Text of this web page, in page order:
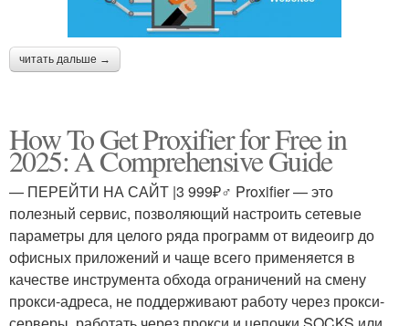
читать дальше →
How To Get Proxifier for Free in
2025: A Comprehensive Guide
— ПЕРЕЙТИ НА САЙТ |3 999₽‍♂️ Proxifier — это
полезный сервис, позволяющий настроить сетевые
параметры для целого ряда программ от видеоигр до
офисных приложений и чаще всего применяется в
качестве инструмента обхода ограничений на смену
прокси-адреса, не поддерживают работу через прокси-